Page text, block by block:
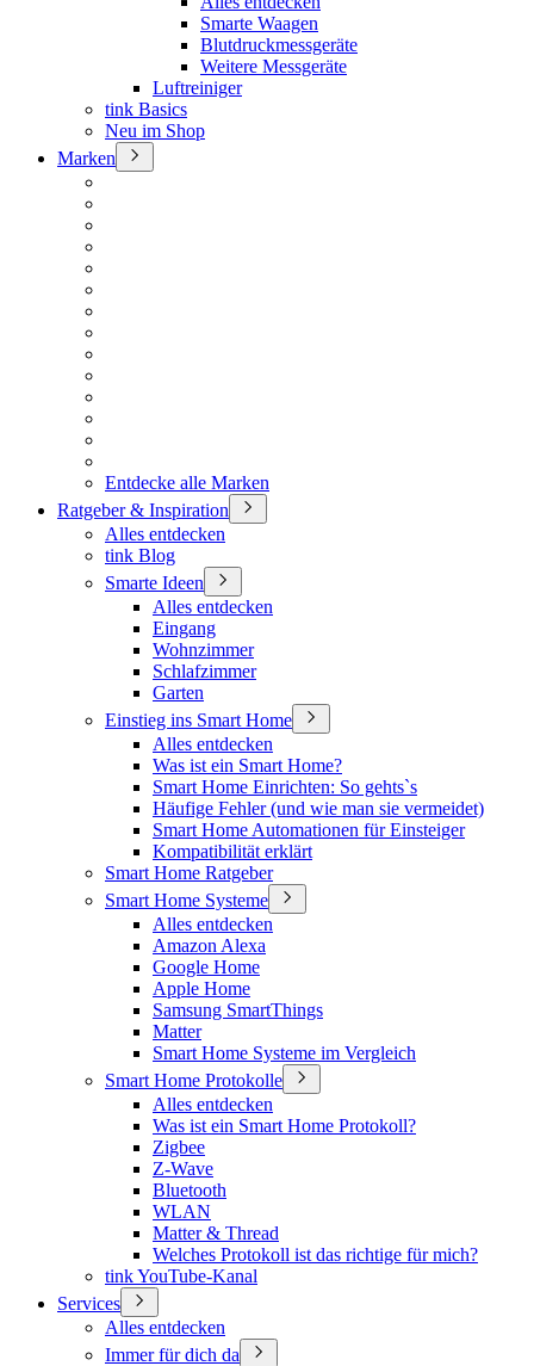
Smarte Waagen
Blutdruckmessgeräte
Weitere Messgeräte
Luftreiniger
tink Basics
Neu im Shop
Marken
Entdecke alle Marken
Ratgeber & Inspiration
Alles entdecken
tink Blog
Smarte Ideen
Alles entdecken
Eingang
Wohnzimmer
Schlafzimmer
Garten
Einstieg ins Smart Home
Alles entdecken
Was ist ein Smart Home?
Smart Home Einrichten: So gehts`s
Häufige Fehler (und wie man sie vermeidet)
Smart Home Automationen für Einsteiger
Kompatibilität erklärt
Smart Home Ratgeber
Smart Home Systeme
Alles entdecken
Amazon Alexa
Google Home
Apple Home
Samsung SmartThings
Matter
Smart Home Systeme im Vergleich
Smart Home Protokolle
Alles entdecken
Was ist ein Smart Home Protokoll?
Zigbee
Z-Wave
Bluetooth
WLAN
Matter & Thread
Welches Protokoll ist das richtige für mich?
tink YouTube-Kanal
Services
Alles entdecken
Immer für dich da